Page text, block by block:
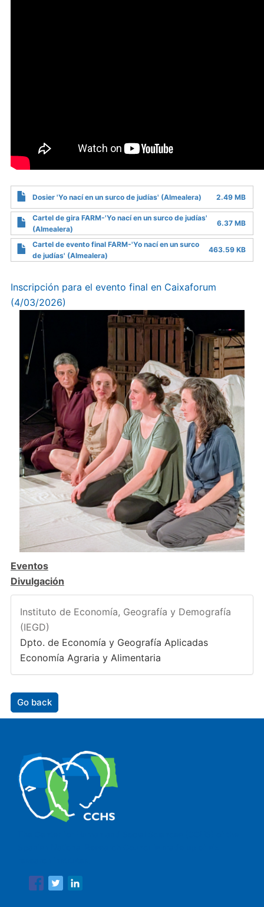
Dosier 'Yo nací en un surco de judías' (Almealera) 2.49 MB
Cartel de gira FARM-'Yo nací en un surco de judías'
(Almealera)
6.37 MB
Cartel de evento final FARM-'Yo nací en un surco
de judías' (Almealera)
463.59 KB
Inscripción para el evento final en Caixaforum
(4/03/2026)
Eventos
Divulgación
Instituto de Economía, Geografía y Demografía
(IEGD)
Dpto. de Economía y Geografía Aplicadas
Economía Agraria y Alimentaria
Go back